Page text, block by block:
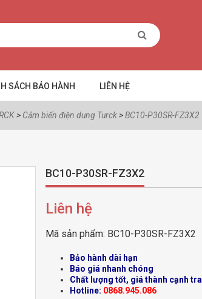
SÁCH BẢO HÀNH LIÊN HỆ
> Cảm biến điện dung Turck>BC10-P30SR-FZ3X2
BC10-P30SR-FZ3X2
Liên hệ
Mã sản phẩm: BC10-P30SR-FZ3X2
Bảo hành dài hạn
Báo giá nhanh chóng
Chất lượng tốt, giá thành cạnh
Hotline: 0868.945.086